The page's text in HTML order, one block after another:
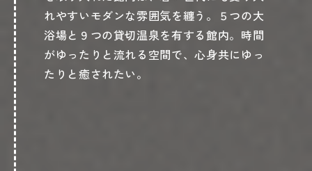
れやすいモダンな雰囲気を纏う。５つの大
浴場と９つの貸切温泉を有する館内。時間
がゆったりと流れる空間で、心身共にゆっ
たりと癒されたい。